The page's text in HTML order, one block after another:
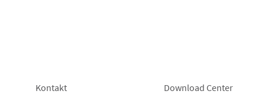
Footer
Kontakt
Footer
Download Center